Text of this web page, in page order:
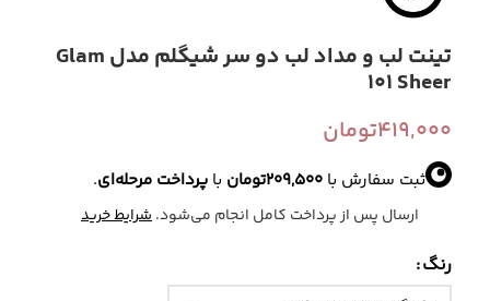
تینت لب و مداد لب دو سر شیگلم مدل Glam
101 Sheer
419,000تومان
ثبت سفارش با 209,500تومان با پرداخت مرحله‌ای.
ارسال پس از پرداخت کامل انجام می‌شود.شرایط خرید
رنگ